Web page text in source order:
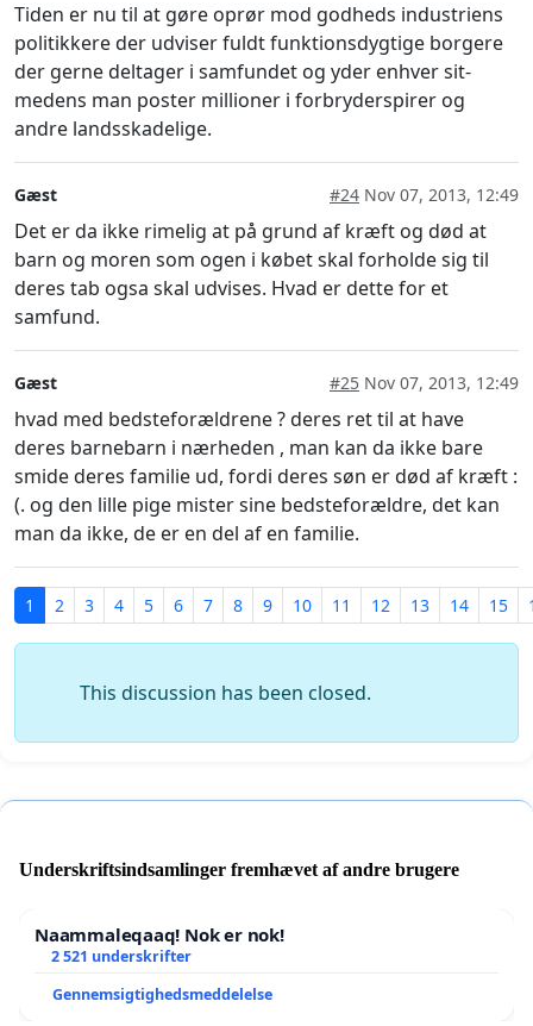
Tiden er nu til at gøre oprør mod godheds industriens
politikkere der udviser fuldt funktionsdygtige borgere
der gerne deltager i samfundet og yder enhver sit-
medens man poster millioner i forbryderspirer og
andre landsskadelige.
Gæst #24 Nov 07, 2013, 12:49
Det er da ikke rimelig at på grund af kræft og død at
barn og moren som ogen i købet skal forholde sig til
deres tab ogsa skal udvises. Hvad er dette for et
samfund.
Gæst #25 Nov 07, 2013, 12:49
hvad med bedsteforældrene ? deres ret til at have
deres barnebarn i nærheden , man kan da ikke bare
smide deres familie ud, fordi deres søn er død af kræft :
(. og den lille pige mister sine bedsteforældre, det kan
man da ikke, de er en del af en familie.
1 2 3 4 5 6 7 8 9 10 11 12 13 14 15
This discussion has been closed.
Underskriftsindsamlinger fremhævet af andre brugere
Naammaleqaaq! Nok er nok!
2 521 underskrifter
Gennemsigtighedsmeddelelse